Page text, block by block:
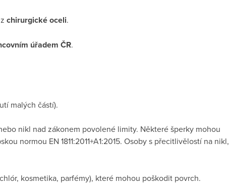
chirurgické oceli.
úřadem ČR.
malých částí).
nikl nad zákonem povolené limity. Některé šperky mohou
normou EN 1811:2011+A1:2015. Osoby s přecitlivělostí na nikl,
kosmetika, parfémy), které mohou poškodit povrch.